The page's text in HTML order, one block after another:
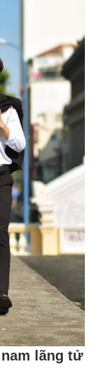
lãng tử